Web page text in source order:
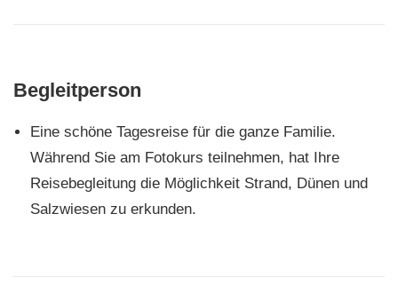
Begleitperson
Eine schöne Tagesreise für die ganze Familie.
Während Sie am Fotokurs teilnehmen, hat Ihre
Reisebegleitung die Möglichkeit Strand, Dünen und
Salzwiesen zu erkunden.